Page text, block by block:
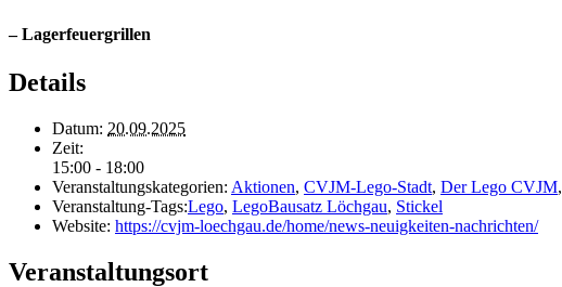
– Lagerfeuergrillen
Details
Datum: 20.09.2025
Zeit:
15:00 - 18:00
Veranstaltungskategorien: Aktionen, CVJM-Lego-Stadt, Der Lego CVJM,
Veranstaltung-Tags:Lego, LegoBausatz Löchgau, Stickel
Website: https://cvjm-loechgau.de/home/news-neuigkeiten-nachrichten/
Veranstaltungsort